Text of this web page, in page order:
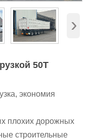
›
50T
экономия
плохих дорожных
строительные